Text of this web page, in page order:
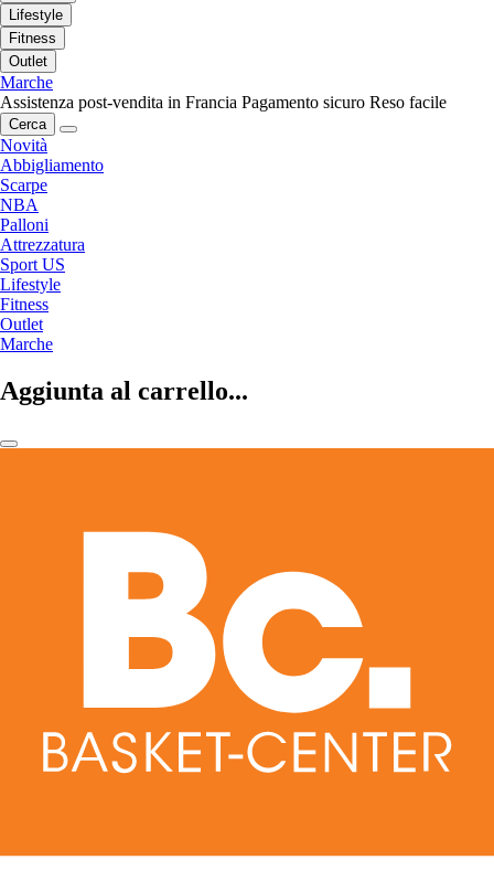
Lifestyle
Fitness
Outlet
Marche
Assistenza post-vendita in Francia Pagamento sicuro Reso facile
Cerca
Novità
Abbigliamento
Scarpe
NBA
Palloni
Attrezzatura
Sport US
Lifestyle
Fitness
Outlet
Marche
Aggiunta al carrello...